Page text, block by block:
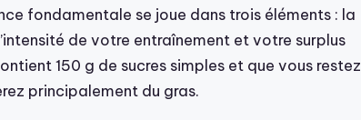
fondamentale se joue dans trois éléments : la
de votre entraînement et votre surplus
150 g de sucres simples et que vous restez
principalement du gras.